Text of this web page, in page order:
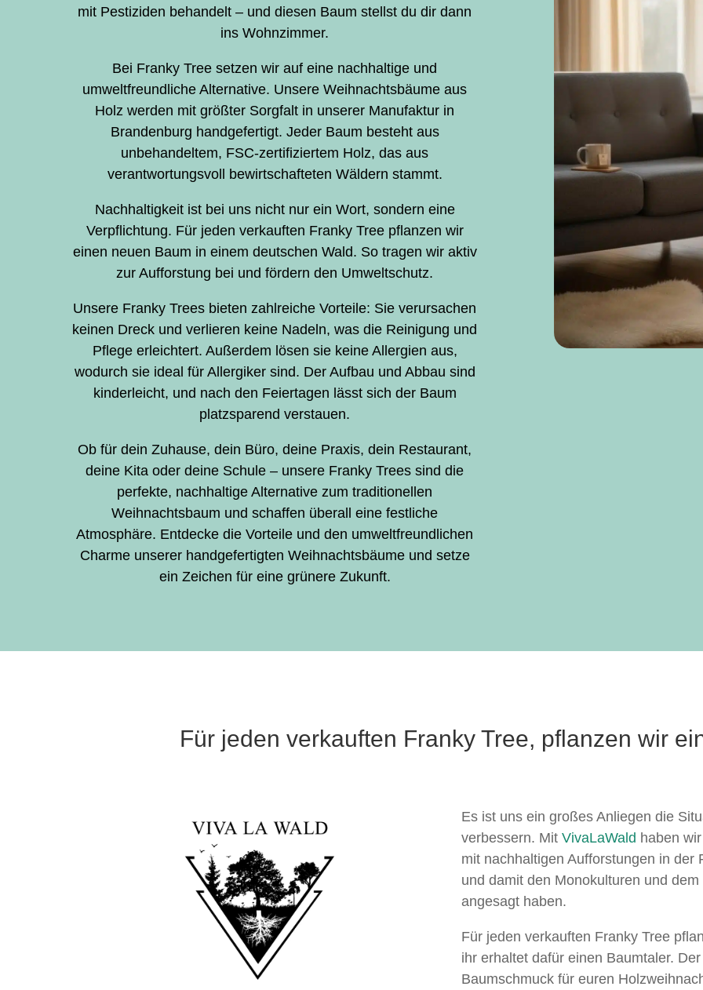
mit Pestiziden behandelt – und diesen Baum stellst du dir dann
ins Wohnzimmer.
Bei Franky Tree setzen wir auf eine nachhaltige und
umweltfreundliche Alternative. Unsere Weihnachtsbäume aus
Holz werden mit größter Sorgfalt in unserer Manufaktur in
Brandenburg handgefertigt. Jeder Baum besteht aus
unbehandeltem, FSC-zertifiziertem Holz, das aus
verantwortungsvoll bewirtschafteten Wäldern stammt.
Nachhaltigkeit ist bei uns nicht nur ein Wort, sondern eine
Verpflichtung. Für jeden verkauften Franky Tree pflanzen wir
einen neuen Baum in einem deutschen Wald. So tragen wir aktiv
zur Aufforstung bei und fördern den Umweltschutz.
Unsere Franky Trees bieten zahlreiche Vorteile: Sie verursachen
keinen Dreck und verlieren keine Nadeln, was die Reinigung und
Pflege erleichtert. Außerdem lösen sie keine Allergien aus,
wodurch sie ideal für Allergiker sind. Der Aufbau und Abbau sind
kinderleicht, und nach den Feiertagen lässt sich der Baum
platzsparend verstauen.
Ob für dein Zuhause, dein Büro, deine Praxis, dein Restaurant,
deine Kita oder deine Schule – unsere Franky Trees sind die
perfekte, nachhaltige Alternative zum traditionellen
Weihnachtsbaum und schaffen überall eine festliche
Atmosphäre. Entdecke die Vorteile und den umweltfreundlichen
Charme unserer handgefertigten Weihnachtsbäume und setze
ein Zeichen für eine grünere Zukunft.
Für jeden verkauften Franky Tree, pflanzen wir
Es ist uns ein großes Anliegen die
verbessern. MitVivaLaWald haben
mit nachhaltigen Aufforstungen in
und damit den Monokulturen und
angesagt haben.
Für jeden verkauften Franky Tree
ihr erhaltet dafür einen Baumtaler.
Baumschmuck für euren